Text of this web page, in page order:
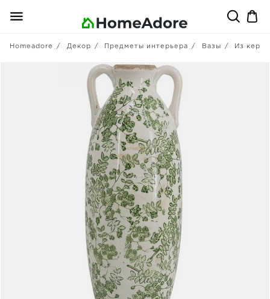
Homeadore Декор Предметы интерьера Вазы Из